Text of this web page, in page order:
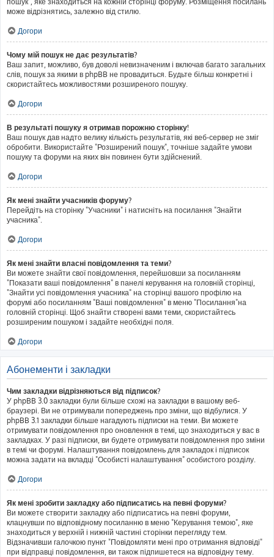
може відрізнятись, залежно від стилю.
Догори
Чому мій пошук не дає результатів?
Ваш запит, можливо, був доволі невизначеним і включав багато загальних
слів, пошук за якими в phpBB не провадиться. Будьте більш конкретні і
скористайтесь можливостями розширеного пошуку.
Догори
В результаті пошуку я отримав порожню сторінку!
Ваш пошук дав надто велику кількість результатів, які веб-сервер не зміг
обробити. Використайте "Розширений пошук", точніше задайте умови
пошуку та форуми на яких він повинен бути здійснений.
Догори
Як мені знайти учасників форуму?
Перейдіть на сторінку "Учасники" і натисніть на посилання "Знайти
учасника".
Догори
Як мені знайти власні повідомлення та теми?
Ви можете знайти свої повідомлення, перейшовши за посиланням
"Показати ваші повідомлення" в панелі керування на головній сторінці,
"Знайти усі повідомлення учасника" на сторінці вашого профілю на
форумі або посиланням "Ваші повідомлення" в меню "Посилання"на
головній сторінці. Щоб знайти створені вами теми, скористайтесь
розширеним пошуком і задайте необхідні поля.
Догори
Абонементи і закладки
Чим закладки відрізняються від підписок?
У phpBB 3.0 закладки були більше схожі на закладки в вашому веб-
браузері. Ви не отримували попереджень про зміни, що відбулися. У
phpBB 3.1 закладки більше нагадують підписки на теми. Ви можете
отримувати повідомлення про оновлення в темі, що знаходиться у вас в
закладках. У разі підписки, ви будете отримувати повідомлення про зміни
в темі чи форумі. Налаштування повідомлень для закладок і підписок
можна задати на вкладці "Особисті налаштування" особистого розділу.
Догори
Як мені зробити закладку або підписатись на певні форуми?
Ви можете створити закладку або підписатись на певні форуми,
клацнувши по відповідному посиланню в меню "Керування темою", яке
знаходиться у верхній і нижній частині сторінки перегляду тем.
Відзначивши галочкою пункт "Повідомляти мені про отримання відповіді"
при відправці повідомлення, ви також підпишетеся на відповідну тему.